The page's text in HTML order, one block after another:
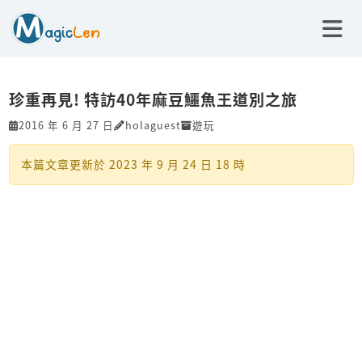
珍重再見! 特訪40年麻豆鱷魚王道別之旅
2016 年 6 月 27 日 holaguest 遊玩
本篇文章更新於 2023 年 9 月 24 日 18 時